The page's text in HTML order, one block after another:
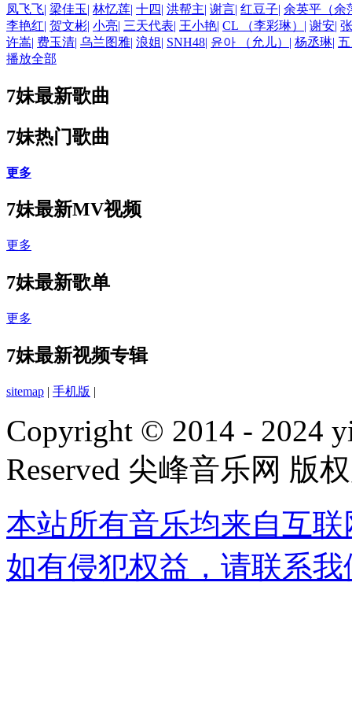
凤飞飞| 梁佳玉| 林忆莲| 十四| 洪帮主| 谢言| 红豆子| 余英平（余
李艳红| 贺文彬| 小亮| 三天代表| 王小艳| CL （李彩琳） | 谢安|
许嵩| 费玉清| 乌兰图雅| 浪姐| SNH48| 윤아 （允儿） | 杨丞琳|
播放全部
7妹最新歌曲
7妹热门歌曲
更多
7妹最新MV视频
更多
7妹最新歌单
更多
7妹最新视频专辑
sitemap | 手机版 |
Copyright © 2014 - 2024
Reserved 尖峰音乐网 版
本站所有音乐均来自互
如有侵犯权益，请联系